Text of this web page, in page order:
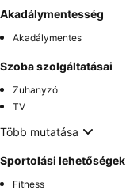
Akadálymentesség
Akadálymentes
Szoba szolgáltatásai
Zuhanyzó
TV
Több mutatása
Sportolási lehetőségek
Fitness